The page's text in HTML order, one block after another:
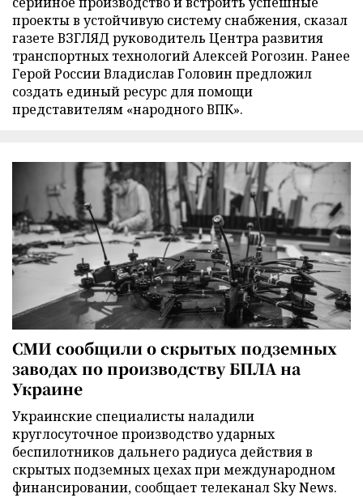
проекты в устойчивую систему снабжения, сказал
газете ВЗГЛЯД руководитель Центра развития
транспортных технологий Алексей Рогозин. Ранее
Герой России Владислав Головин предложил
создать единый ресурс для помощи
представителям «народного ВПК».
СМИ сообщили о скрытых подземных
заводах по производству БПЛА на
Украине
Украинские специалисты наладили
круглосуточное производство ударных
беспилотников дальнего радиуса действия в
скрытых подземных цехах при международном
финансировании, сообщает телеканал Sky News.